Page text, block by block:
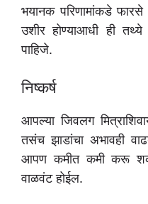
भयानक परिणामांकडे
उशीर होण्याआधी ही
पाहिजे.
निष्कर्ष
आपल्या जिवलग
तसंच झाडांचा अभावही
आपण कमीत कमी करू
वाळवंट होईल.